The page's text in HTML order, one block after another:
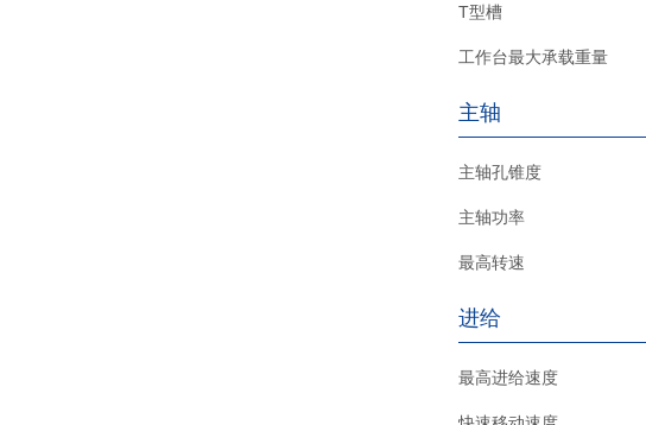
T型槽
工作台最大承载重量
主轴
主轴孔锥度
主轴功率
最高转速
进给
最高进给速度